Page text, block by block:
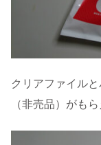
クリアファイル
（非売品）がもら